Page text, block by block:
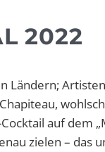
2022
Ländern;
auf dem
zielen – das